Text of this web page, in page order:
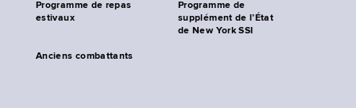
Programme de repas
estivaux
Programme de
supplément de l’État
de New York SSI
Anciens combattants